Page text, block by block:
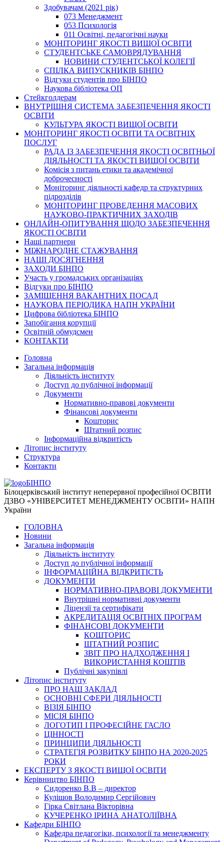
Здобувачам (2021 рік)
073 Менеджмент
053 Психологія
011 Освітні, педагогічні науки
МОНІТОРИНГ ЯКОСТІ ВИЩОЇ ОСВІТИ
СТУДЕНТСЬКЕ САМОВРЯДУВАННЯ
НОВИНИ СТУДЕНТСЬКОЇ КОЛЕГІЇ
СПІЛКА ВИПУСКНИКІВ БІНПО
Відгуки студентів про БІНПО
Наукова бібліотека ОП
Стейкголдерам
ВНУТРІШНЯ СИСТЕМА ЗАБЕЗПЕЧЕННЯ ЯКОСТІ
ОСВІТИ
КУЛЬТУРА ЯКОСТІ ВИЩОЇ ОСВІТИ
МОНІТОРИНГ ЯКОСТІ ОСВІТИ ТА ОСВІТНІХ
ПОСЛУГ
РАДА ІЗ ЗАБЕЗПЕЧЕННЯ ЯКОСТІ ОСВІТНЬОЇ
ДІЯЛЬНОСТІ ТА ЯКОСТІ ВИЩОЇ ОСВІТИ
Комісія з питань етики та академічної
доброчесності
Моніторинг діяльності кафедр та структурних
підрозділів
МОНІТОРИНГ ПРОВЕДЕННЯ МАСОВИХ
НАУКОВО-ПРАКТИЧНИХ ЗАХОДІВ
ОНЛАЙН-ОПИТУВАННЯ ЩОДО ЗАБЕЗПЕЧЕННЯ
ЯКОСТІ ОСВІТИ
Наші партнери
МІЖНАРОДНЕ СТАЖУВАННЯ
НАШІ ДОСЯГНЕННЯ
ЗАХОДИ БІНПО
Участь у громадських організаціях
Відгуки про БІНПО
ЗАМІЩЕННЯ ВАКАНТНИХ ПОСАД
НАУКОВА ПЕРІОДИКА НАПН УКРАЇНИ
Цифрова бібліотека БІНПО
Запобігання корупції
Освітній обмудсмен
КОНТАКТИ
Головна
Загальна інформація
Діяльність інституту
Доступ до публічної інформації
Документи
Нормативно-правові документи
Фінансові документи
Кошторис
Штатний розпис
Інформаційна відкритість
Літопис інституту
Структура
Контакти
БІНПО
Білоцерківський інститут неперервної професійної ОСВІТИ
ДЗВО «УНІВЕРСИТЕТ МЕНЕДЖМЕНТУ ОСВІТИ» НАПН
України
ГОЛОВНА
Новини
Загальна інформація
Діяльність інституту
Доступ до публічної інформації
ІНФОРМАЦІЙНА ВІДКРИТІСТЬ
ДОКУМЕНТИ
НОРМАТИВНО-ПРАВОВІ ДОКУМЕНТИ
Внутрішні нормативні документи
Ліцензії та сертифікати
АКРЕДИТАЦІЯ ОСВІТНІХ ПРОГРАМ
ФІНАНСОВІ ДОКУМЕНТИ
КОШТОРИС
ШТАТНИЙ РОЗПИС
ЗВІТ ПРО НАДХОДЖЕННЯ І
ВИКОРИСТАННЯ КОШТІВ
Публічні закупівлі
Літопис інституту
ПРО НАШ ЗАКЛАД
ОСНОВНІ СФЕРИ ДІЯЛЬНОСТІ
ВІЗІЯ БІНПО
МІСІЯ БІНПО
ЛОГОТИП І ПРОФЕСІЙНЕ ГАСЛО
ЦІННОСТІ
ПРИНЦИПИ ДІЯЛЬНОСТІ
СТРАТЕГІЯ РОЗВИТКУ БІНПО НА 2020-2025
РОКИ
ЕКСПЕРТУ З ЯКОСТІ ВИЩОЇ ОСВІТИ
Керівництво БІНПО
Сидоренко В.В – директор
Кулішов Володимир Сергійович
Гірка Світлана Вікторівна
КУЧЕРЕНКО ІРИНА АНАТОЛІЇВНА
Кафедри БІНПО
Кафедра педагогіки, психології та менеджменту